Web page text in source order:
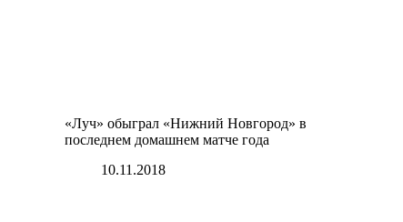
«Луч» обыграл «Нижний Новгород» в
последнем домашнем матче года
10.11.2018